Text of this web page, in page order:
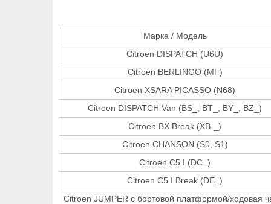
Марка / Модель
Citroen DISPATCH (U6U)
Citroen BERLINGO (MF)
Citroen XSARA PICASSO (N68)
Citroen DISPATCH Van (BS_, BT_, BY_, BZ_)
Citroen BX Break (XB-_)
Citroen CHANSON (S0, S1)
Citroen C5 I (DC_)
Citroen C5 I Break (DE_)
Citroen JUMPER c бортовой платформой/ходовая